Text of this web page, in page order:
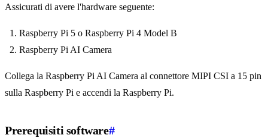
Assicurati di avere l'hardware seguente:
Raspberry Pi 5 o Raspberry Pi 4 Model B
Raspberry Pi AI Camera
Collega la Raspberry Pi AI Camera al connettore MIPI CSI a 15 pin
sulla Raspberry Pi e accendi la Raspberry Pi.
Prerequisiti software#